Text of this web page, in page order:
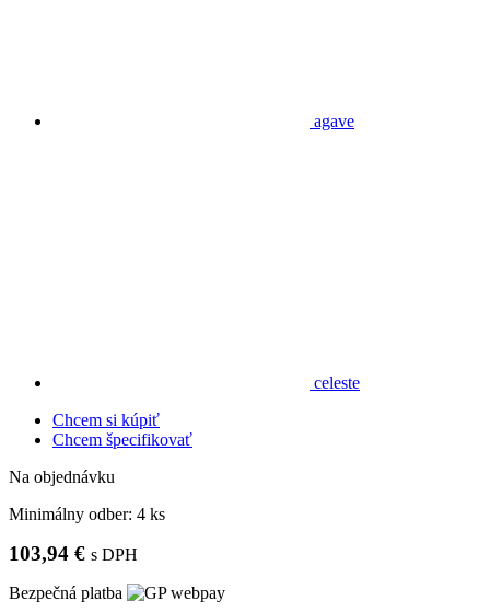
agave
celeste
Chcem si kúpiť
Chcem špecifikovať
Na objednávku
Minimálny odber: 4 ks
103,94 € s DPH
Bezpečná platba